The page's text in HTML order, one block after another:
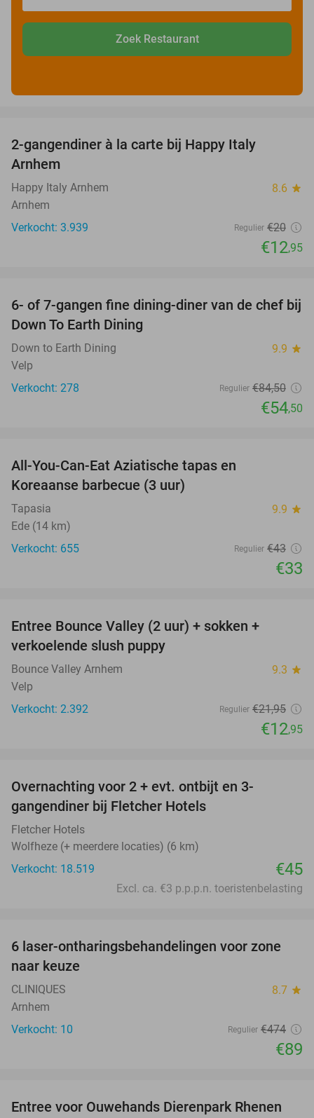
Zoek Restaurant
2-gangendiner à la carte bij Happy Italy
Arnhem
Happy Italy Arnhem 8.6 star
Arnhem
Verkocht: 3.939
Regulier €20
€12,95
36%
6- of 7-gangen fine dining-diner van de chef bij
Down To Earth Dining
Down to Earth Dining 9.9 star
Velp
Verkocht: 278
Regulier €84,50
€54,50
All-You-Can-Eat Aziatische tapas en
Koreaanse barbecue (3 uur)
Tapasia 9.9 star
Ede (14 km)
Verkocht: 655
Regulier €43
€33
Entree Bounce Valley (2 uur) + sokken +
verkoelende slush puppy
Bounce Valley Arnhem 9.3 star
Velp
Verkocht: 2.392
Regulier €21,95
€12,95
Overnachting voor 2 + evt. ontbijt en 3-
gangendiner bij Fletcher Hotels
Fletcher Hotels
Wolfheze (+ meerdere locaties) (6 km)
Verkocht: 18.519
€45
Excl. ca. €3 p.p.p.n. toeristenbelasting
81%
6 laser-ontharingsbehandelingen voor zone
naar keuze
CLINIQUES 8.7 star
Arnhem
Verkocht: 10
Regulier €474
€89
19%
Entree voor Ouwehands Dierenpark Rhenen